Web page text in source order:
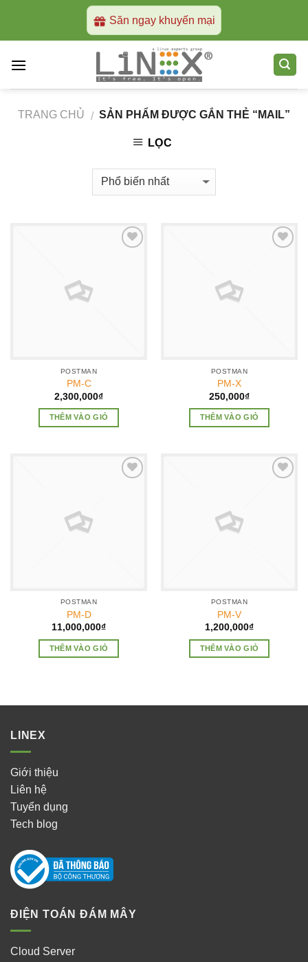
content
Săn ngay khuyến mại
TRANG CHỦ / SẢN PHẨM ĐƯỢC GẮN THẺ “MAIL”
LỌC
POSTMAN
PM-C
2,300,000₫
THÊM VÀO GIỎ
POSTMAN
PM-X
250,000₫
THÊM VÀO GIỎ
POSTMAN
PM-D
11,000,000₫
THÊM VÀO GIỎ
POSTMAN
PM-V
1,200,000₫
THÊM VÀO GIỎ
LINEX
Giới thiệu
Liên hệ
Tuyển dụng
Tech blog
ĐIỆN TOÁN ĐÁM MÂY
Cloud Server